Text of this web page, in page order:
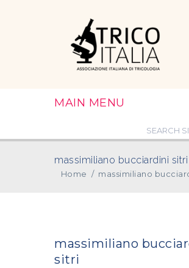
MAIN MENU
massimiliano bucciardini sitri
Home / massimiliano
massimiliano
sitri